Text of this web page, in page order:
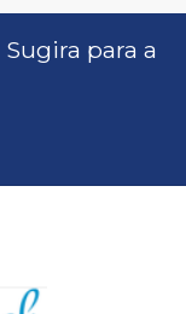
Sugira para a